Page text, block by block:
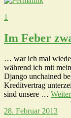
1
Im Feber
… war ich mal
während ich mit
Django unchained
Kreditvertrag
sind unsere …
28. Februar 2013